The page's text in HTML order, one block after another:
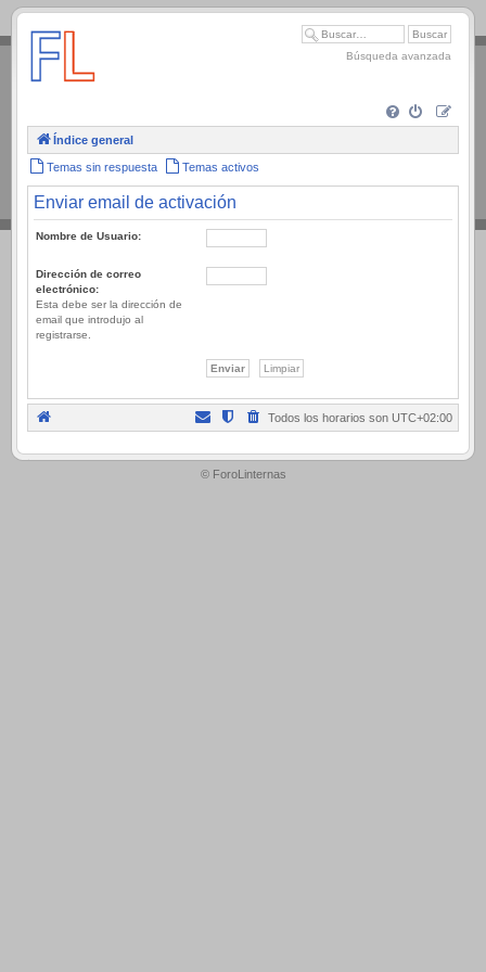
.
Búsqueda avanzada
Índice general
Temas sin respuesta Temas activos
Enviar email de activación
Nombre de Usuario:
Dirección de correo
electrónico:
Esta debe ser la dirección de
email que introdujo al
registrarse.
Todos los horarios son UTC+02:00
.
© ForoLinternas